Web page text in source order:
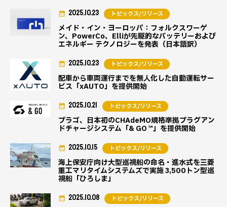
メイド・イン・ヨーロッパ：フォルクスワーゲ
ン、PowerCo、Elliが先駆的なバッテリーおよび
エネルギー テクノロジーを発表（日本語訳）
2025.10.23 トピックス/リリース
配車から車両運行までを無人化した自動運転サー
ビス「xAUTO」を提供開始
2025.10.23 トピックス/リリース
プラゴ、日本初のCHAdeMO規格準拠プラグアン
ドチャージシステム「& GO ™」を提供開始
2025.10.21 トピックス/リリース
海上保安庁向け大型巡視船の命名・進水式を三菱
重工マリタイムシステムズで実施 3,500トン型巡
視船「ひろしま」
2025.10.15 トピックス/リリース
2025.10.08 トピックス/リリース